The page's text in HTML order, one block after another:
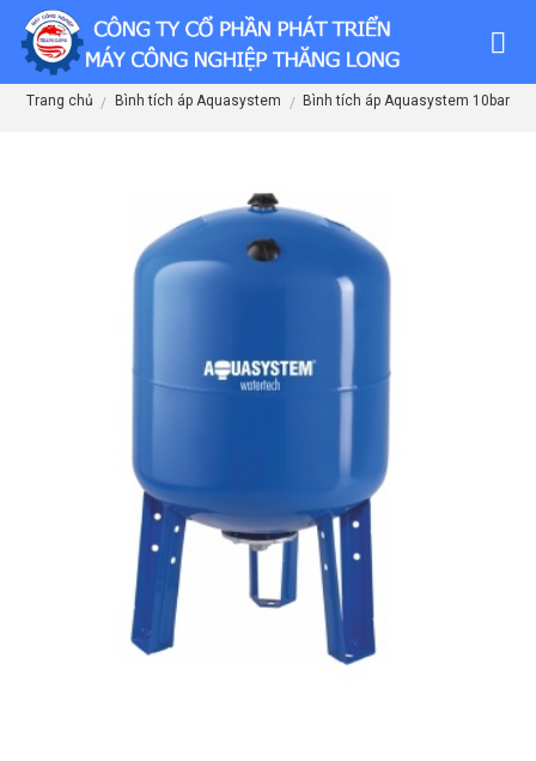
Skip
content
Trang chủ / Bình tích áp Aquasystem / Bình tích áp Aquasystem 10bar